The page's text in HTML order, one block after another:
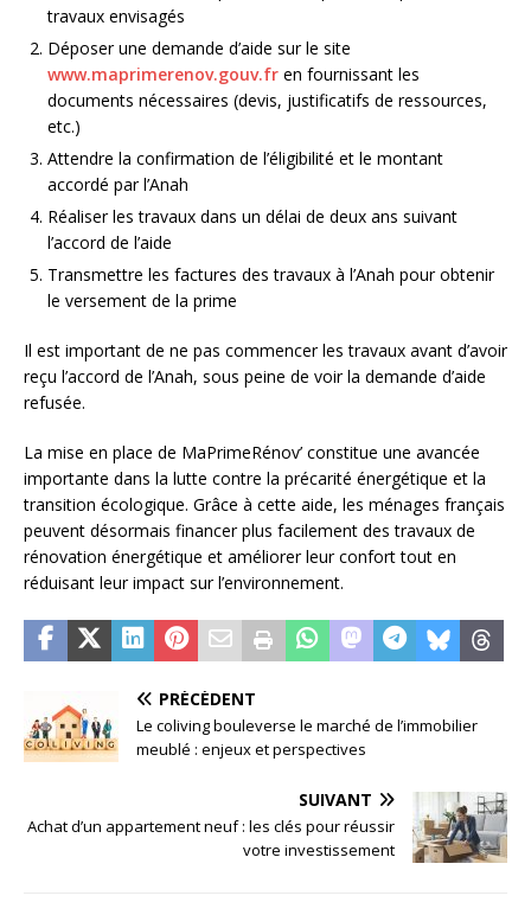
travaux envisagés
Déposer une demande d’aide sur le site
www.maprimerenov.gouv.fr en fournissant les
documents nécessaires (devis, justificatifs de ressources,
etc.)
Attendre la confirmation de l’éligibilité et le montant
accordé par l’Anah
Réaliser les travaux dans un délai de deux ans suivant
l’accord de l’aide
Transmettre les factures des travaux à l’Anah pour obtenir
le versement de la prime
Il est important de ne pas commencer les travaux avant d’avoir
reçu l’accord de l’Anah, sous peine de voir la demande d’aide
refusée.
La mise en place de MaPrimeRénov’ constitue une avancée
importante dans la lutte contre la précarité énergétique et la
transition écologique. Grâce à cette aide, les ménages français
peuvent désormais financer plus facilement des travaux de
rénovation énergétique et améliorer leur confort tout en
réduisant leur impact sur l’environnement.
PRÉCÉDENT
Le coliving bouleverse le marché de l’immobilier
meublé : enjeux et perspectives
SUIVANT
Achat d’un appartement neuf : les clés pour réussir
votre investissement